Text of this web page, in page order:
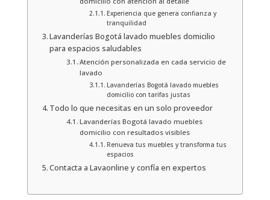
Experiencia que genera confianza y
tranquilidad
Lavanderías Bogotá lavado muebles domicilio
para espacios saludables
Atención personalizada en cada servicio de
lavado
Lavanderías Bogotá lavado muebles
domicilio con tarifas justas
Todo lo que necesitas en un solo proveedor
Lavanderías Bogotá lavado muebles
domicilio con resultados visibles
Renueva tus muebles y transforma tus
espacios
Contacta a Lavaonline y confía en expertos